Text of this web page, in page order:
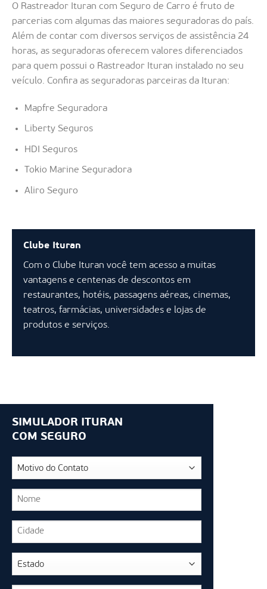
O Rastreador Ituran com Seguro de Carro é fruto de
parcerias com algumas das maiores seguradoras do país.
Além de contar com diversos serviços de assistência 24
horas, as seguradoras oferecem valores diferenciados
para quem possui o Rastreador Ituran instalado no seu
veículo. Confira as seguradoras parceiras da Ituran:
Mapfre Seguradora
Liberty Seguros
HDI Seguros
Tokio Marine Seguradora
Aliro Seguro
Clube Ituran
Com o Clube Ituran você tem acesso a muitas
vantagens e centenas de descontos em
restaurantes, hotéis, passagens aéreas, cinemas,
teatros, farmácias, universidades e lojas de
produtos e serviços.
SIMULADOR ITURAN
COM SEGURO